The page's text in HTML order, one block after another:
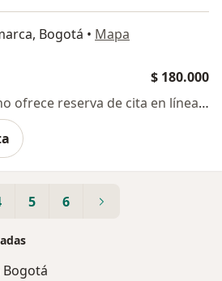
Bogotá • Mapa
$ 180.000
Este especialista no ofrece reserva de cita en línea en esta dirección.
5 6